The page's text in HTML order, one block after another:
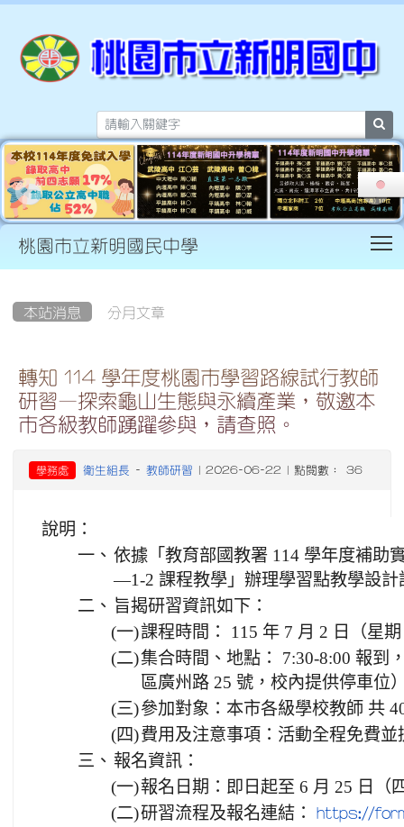
桃園市立新明國民中學
本站消息 分月文章
轉知 114 學年度桃園市學習路線試行教師
研習—探索龜山生態與永續產業，敬邀本
市各級教師踴躍參與，請查照。
學務處 衛生組長 - 教師研習 | 2026-06-22 | 點閱數： 36
說明：
一、 依據「教育部國教署 114 學年度補助
—1-2 課程教學」辦理學習點教學設計
二、 旨揭研習資訊如下：
(一)課程時間： 115 年 7 月 2 日（星
(二)集合時間、地點： 7:30-8:00 報到
區廣州路 25 號，校內提供停車位
(三)參加對象：本市各級學校教師 共
(四)費用及注意事項：活動全程免費
三、 報名資訊：
(一)報名日期：即日起至 6 月 25 日（
(二)研習流程及報名連結： https://